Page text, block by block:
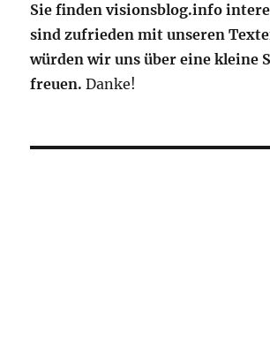
Sie finden visionsblog.info
sind zufrieden mit unseren
würden wir uns über eine kleine
freuen. Danke!